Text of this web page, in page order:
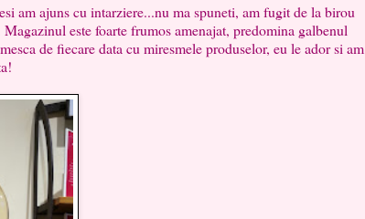
ajuns cu intarziere...nu ma spuneti, am fugit de la birou
este foarte frumos amenajat, predomina galbenul
de fiecare data cu miresmele produselor, eu le ador si am